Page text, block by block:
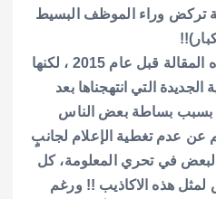
تركض وراء الموظف البسيط
وربما صحت بعض أجزاء هذه المقالة قبل عام 2015 ، لكنها
الجديدة التي انتهجناها بعد
2015.. ولكن بسبب بساطة بعض الناس
عن عدم تغطية الإعلام لجانبٍ
في تحري المعلومة، كل
هذه الاكاذيب !! ورغم